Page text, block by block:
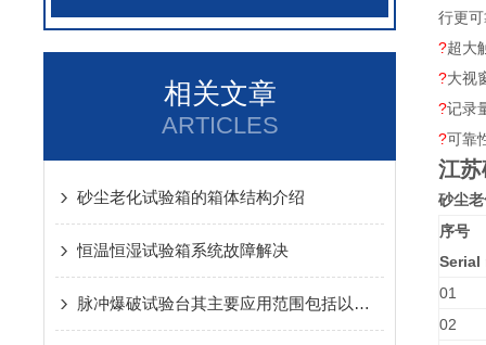
相关文章
ARTICLES
砂尘老化试验箱的箱体结构介绍
恒温恒湿试验箱系统故障解决
脉冲爆破试验台其主要应用范围包括以下领域
行更
?超大
?大视
?记录
?可靠
江
砂尘
序号
Serial
01
02